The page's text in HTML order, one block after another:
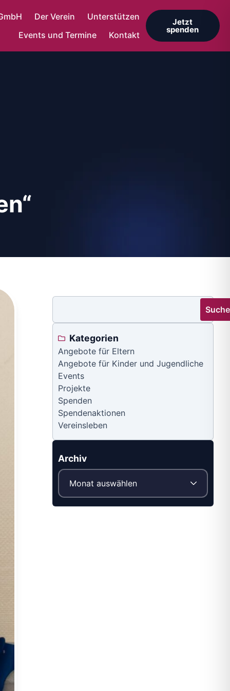
Der Verein
Unterstützen
Events und Termine
Kontakt
Jetzt
spenden
Kategorien
Angebote für Eltern
Angebote für Kinder und Jugendliche
Events
Projekte
Spenden
Spendenaktionen
Vereinsleben
Archiv